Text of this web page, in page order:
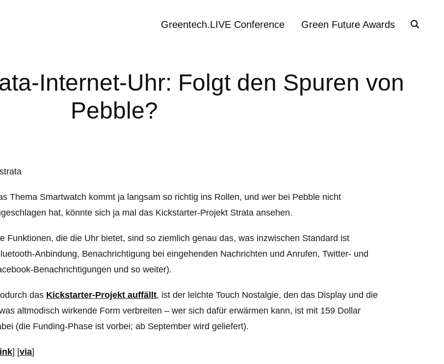
Greentech.LIVE Conference Green Future Awards
Internet-Uhr: Folgt den Spuren von
Pebble?
Thema Smartwatch kommt ja langsam so richtig ins Rollen, und wer bei Pebble nicht
hat, könnte sich ja mal das Kickstarter-Projekt Strata ansehen.
Funktionen, die die Uhr bietet, sind so ziemlich genau das, was inzwischen Standard ist
Anbindung, Benachrichtigung bei eingehenden Nachrichten und Anrufen, Twitter- und
Benachrichtigungen und so weiter).
das Kickstarter-Projekt auffällt, ist der leichte Touch Nostalgie, den das Display und die
altmodisch wirkende Form verbreiten – wer sich dafür erwärmen kann, ist mit 159 Dollar
(die Funding-Phase ist vorbei; ab September wird geliefert).
] [via]